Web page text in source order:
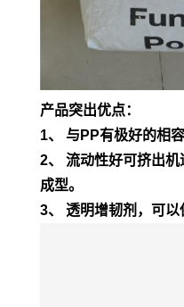
产品突出优点：
1、 与PP有极好的相
2、 流动性好可挤出
成型。
3、 透明增韧剂，可以